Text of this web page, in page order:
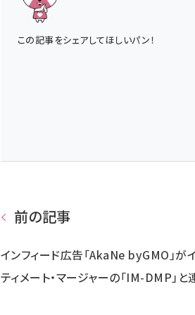
この記事をシェアしてほしいパン！
前の記事
インフィード広告「AkaNe byGMO」が
ティメート・マージャーの「IM-DMP」と